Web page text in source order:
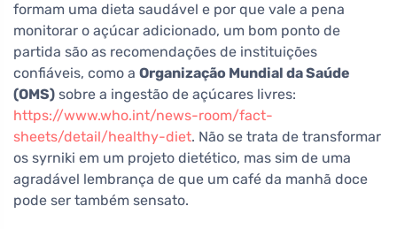
formam uma dieta saudável e por que vale a pena
monitorar o açúcar adicionado, um bom ponto de
partida são as recomendações de instituições
confiáveis, como a Organização Mundial da Saúde
(OMS) sobre a ingestão de açúcares livres:
https://www.who.int/news-room/fact-
sheets/detail/healthy-diet. Não se trata de transformar
os syrniki em um projeto dietético, mas sim de uma
agradável lembrança de que um café da manhã doce
pode ser também sensato.